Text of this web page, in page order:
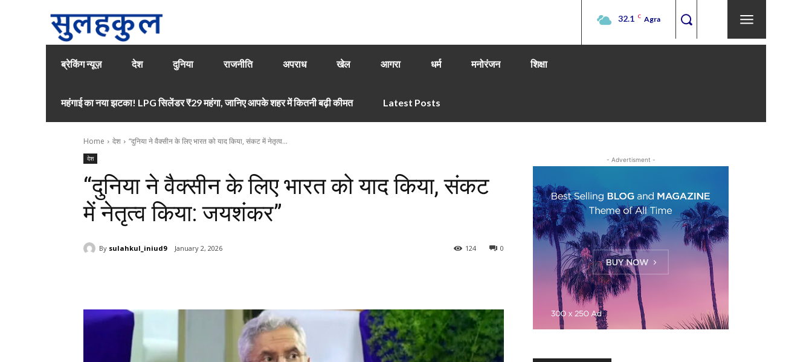
32.1 C Agra
ब्रेकिंग न्यूज़ देश दुनिया राजनीति अपराध खेल आगरा धर्म मनोरंजन शिक्षा
महंगाई का नया झटका! LPG सिलेंडर ₹29 महंगा, जानिए आपके शहर में कितनी बढ़ी कीमत Latest Posts
Home देश “दुनिया ने वैक्सीन के लिए भारत को याद किया, संकट में नेतृत्व...
देश
“दुनिया ने वैक्सीन के लिए भारत को याद किया, संकट
में नेतृत्व किया: जयशंकर”
By sulahkul_iniud9 January 2, 2026 0
124
- Advertisment -